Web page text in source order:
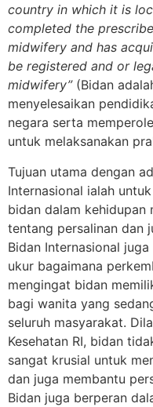
country in which it is
completed the
midwifery and has
be registered and or
midwifery” (Bidan
menyelesaikan
negara serta
untuk melaksanakan
Tujuan utama dengan
Internasional ialah
bidan dalam kehidupan
tentang persalinan dan
Bidan Internasional
ukur bagaimana
mengingat bidan
bagi wanita yang
seluruh masyarakat.
Kesehatan RI, bidan
sangat krusial untuk
dan juga membantu
Bidan juga berperan